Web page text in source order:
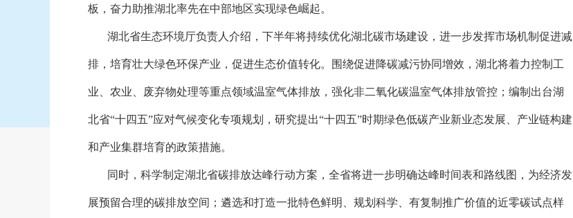
板，奋力助推湖北率先在中部地区实现绿色崛起。
湖北省生态环境厅负责人介绍，下半年将持续优化湖北碳市场建设，进一步发挥市场机制促进减
排，培育壮大绿色环保产业，促进生态价值转化。围绕促进降碳减污协同增效，湖北将着力控制工
业、农业、废弃物处理等重点领域温室气体排放，强化非二氧化碳温室气体排放管控；编制出台湖
北省“十四五”应对气候变化专项规划，研究提出“十四五”时期绿色低碳产业新业态发展、产业链构建
和产业集群培育的政策措施。
同时，科学制定湖北省碳排放达峰行动方案，全省将进一步明确达峰时间表和路线图，为经济发
展预留合理的碳排放空间；遴选和打造一批特色鲜明、规划科学、有复制推广价值的近零碳试点样